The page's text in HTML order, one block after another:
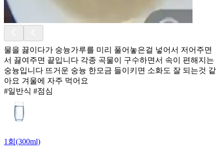
물을 끓이다가 숭늉가루를 미리 풀어놓은걸 넣어서 저어주면
서 끓여주면 끝입니다 각종 곡물이 구수하면서 속이 편해지는
숭늉입니다 뜨거운 숭늉 한모금 들이키면 소화도 잘 되는것 같
아요 겨울에 자주 먹어요
#일반식 #점심
1회(300ml)